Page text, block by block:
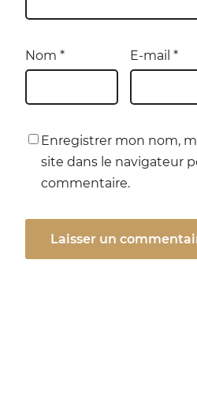
Nom * E-mail *
Enregistrer mon nom,
site dans le navigateur
commentaire.